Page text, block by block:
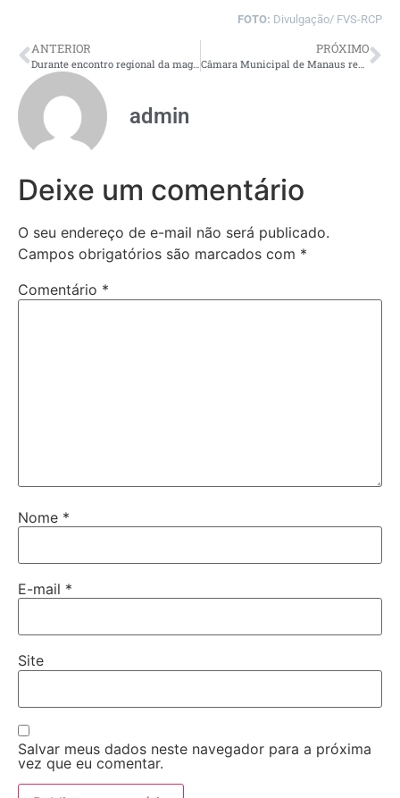
FOTO: Divulgação/ FVS-RCP
ANTERIOR
Durante encontro regional da magistratura, governador Roberto Cidade destaca união entre os poderes para o desenvolvimento da Amazônia
PRÓXIMO
Câmara Municipal de Manaus realiza primeira reunião da comissão de atualização da URV
admin
Deixe um comentário
O seu endereço de e-mail não será publicado.
Campos obrigatórios são marcados com *
Comentário *
Nome *
E-mail *
Site
Salvar meus dados neste navegador para a próxima
vez que eu comentar.